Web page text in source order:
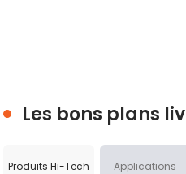
Les bons plans
Produits Hi-Tech Applications